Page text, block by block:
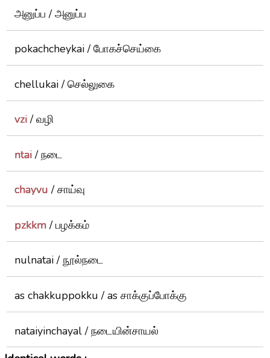
அனுப்ப / அனுப்ப
pokachcheykai / போகச்செய்கை
chellukai / செல்லுகை
vzi/ வழி
ntai/ நடை
chayvu / சாய்வு
pzkkm/ பழக்கம்
nulnatai / நூல்நடை
as chakkuppokku / as சாக்குப்போக்கு
nataiyinchayal / நடையின்சாயல்